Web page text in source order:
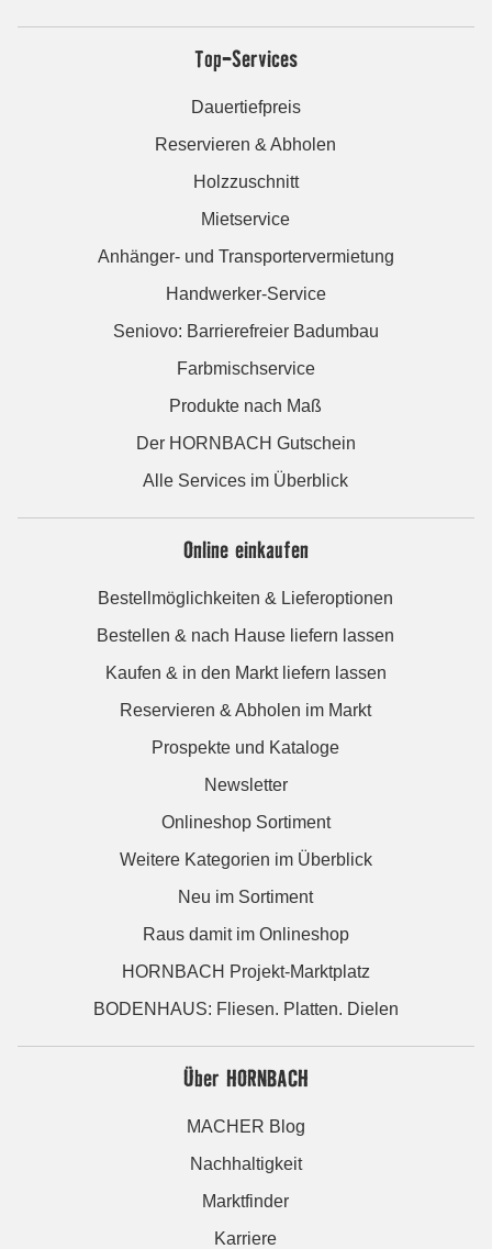
Top-Services
Dauertiefpreis
Reservieren & Abholen
Holzzuschnitt
Mietservice
Anhänger- und Transportervermietung
Handwerker-Service
Seniovo: Barrierefreier Badumbau
Farbmischservice
Produkte nach Maß
Der HORNBACH Gutschein
Alle Services im Überblick
Online einkaufen
Bestellmöglichkeiten & Lieferoptionen
Bestellen & nach Hause liefern lassen
Kaufen & in den Markt liefern lassen
Reservieren & Abholen im Markt
Prospekte und Kataloge
Newsletter
Onlineshop Sortiment
Weitere Kategorien im Überblick
Neu im Sortiment
Raus damit im Onlineshop
HORNBACH Projekt-Marktplatz
BODENHAUS: Fliesen. Platten. Dielen
Über HORNBACH
MACHER Blog
Nachhaltigkeit
Marktfinder
Karriere